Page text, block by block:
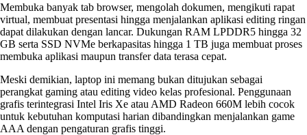
Membuka banyak tab browser, mengolah dokumen, mengikuti rapat
virtual, membuat presentasi hingga menjalankan aplikasi editing ringan
dapat dilakukan dengan lancar. Dukungan RAM LPDDR5 hingga 32
GB serta SSD NVMe berkapasitas hingga 1 TB juga membuat proses
membuka aplikasi maupun transfer data terasa cepat.
Meski demikian, laptop ini memang bukan ditujukan sebagai
perangkat gaming atau editing video kelas profesional. Penggunaan
grafis terintegrasi Intel Iris Xe atau AMD Radeon 660M lebih cocok
untuk kebutuhan komputasi harian dibandingkan menjalankan game
AAA dengan pengaturan grafis tinggi.